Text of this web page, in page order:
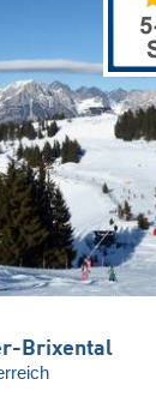
Brixental